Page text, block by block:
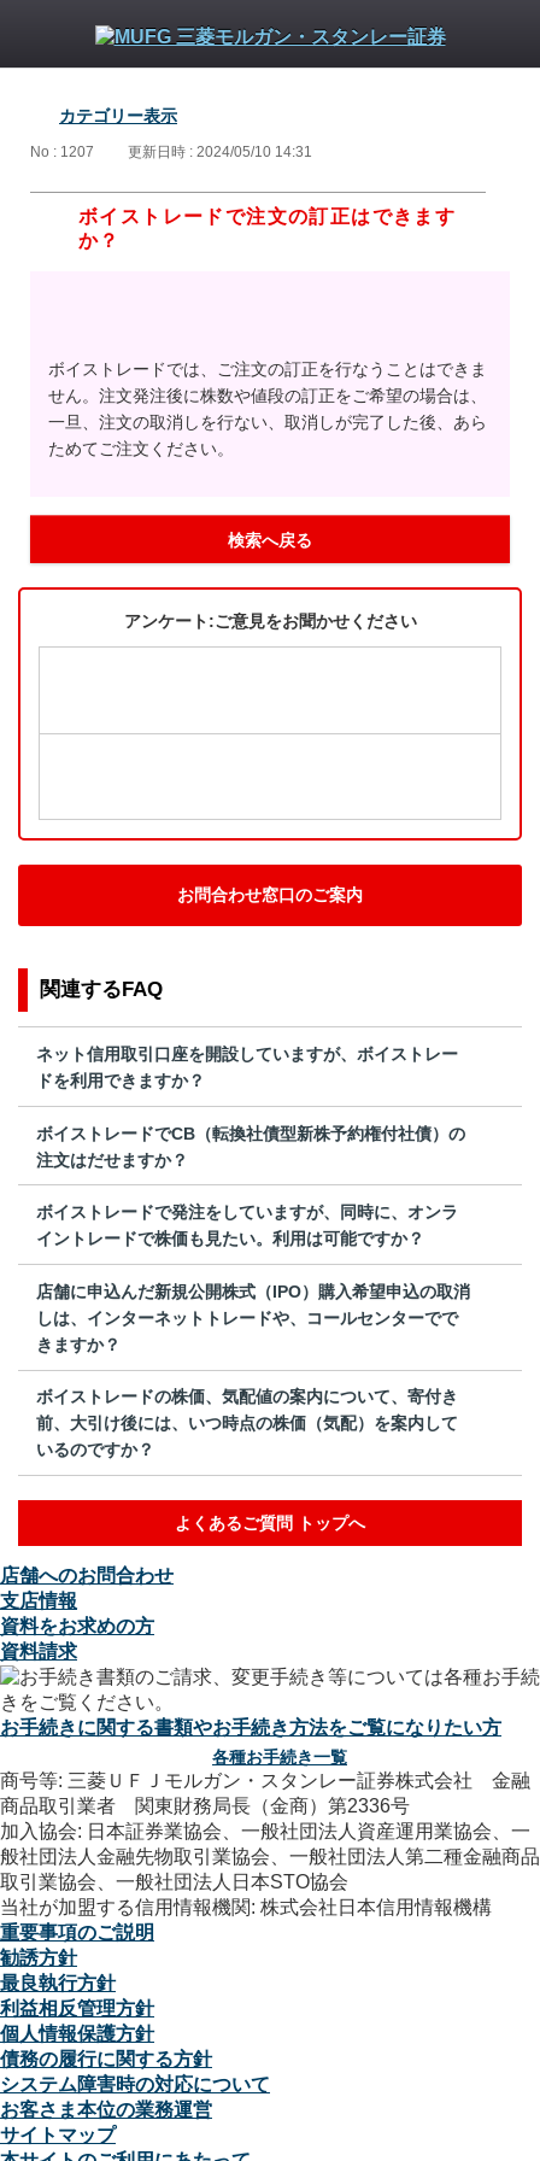
カテゴリー表示
No : 1207 更新日時 : 2024/05/10 14:31
ボイストレードで注文の訂正はできます
か？
ボイストレードでは、ご注文の訂正を行なうことはできま
せん。注文発注後に株数や値段の訂正をご希望の場合は、
一旦、注文の取消しを行ない、取消しが完了した後、あら
ためてご注文ください。
検索へ戻る
アンケート:ご意見をお聞かせください
お問合わせ窓口のご案内
関連するFAQ
ネット信用取引口座を開設していますが、ボイストレー
ドを利用できますか？
ボイストレードでCB（転換社債型新株予約権付社債）の
注文はだせますか？
ボイストレードで発注をしていますが、同時に、オンラ
イントレードで株価も見たい。利用は可能ですか？
店舗に申込んだ新規公開株式（IPO）購入希望申込の取消
しは、インターネットトレードや、コールセンターでで
きますか？
ボイストレードの株価、気配値の案内について、寄付き
前、大引け後には、いつ時点の株価（気配）を案内して
いるのですか？
よくあるご質問 トップへ
店舗へのお問合わせ
支店情報
資料をお求めの方
資料請求
お手続きに関する書類やお手続き方法をご覧になりたい方
各種お手続き一覧
商号等: 三菱ＵＦＪモルガン・スタンレー証券株式会社 金融
商品取引業者 関東財務局長（金商）第2336号
加入協会: 日本証券業協会、一般社団法人資産運用業協会、一
般社団法人金融先物取引業協会、一般社団法人第二種金融商品
取引業協会、一般社団法人日本STO協会
当社が加盟する信用情報機関: 株式会社日本信用情報機構
重要事項のご説明
勧誘方針
最良執行方針
利益相反管理方針
個人情報保護方針
債務の履行に関する方針
システム障害時の対応について
お客さま本位の業務運営
サイトマップ